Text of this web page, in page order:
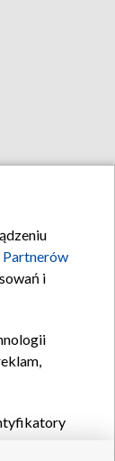
Partnerów
i